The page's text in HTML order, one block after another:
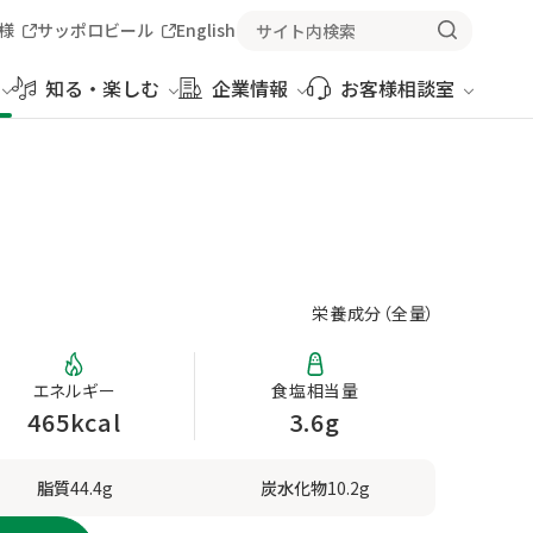
知る・楽しむ 企業情報 お客様相談室
サッポロビール English
栄養成分（全量）
エネルギー
465kcal
食塩相当量
3.6g
脂質44.4g 炭水化物10.2g